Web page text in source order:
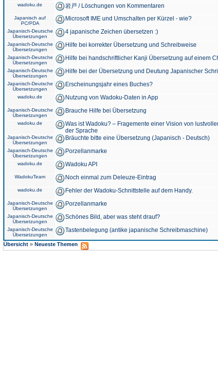
wadoku.de 岩戸 / Löschungen von Kommentaren
Japanisch auf
PC/PDA
Microsoft IME und Umschalten per Kürzel - wie?
Japanisch-Deutsche
Übersetzungen
4 japanische Zeichen übersetzen :)
Japanisch-Deutsche
Übersetzungen
Hilfe bei korrekter Übersetzung und Schreibweise
Japanisch-Deutsche
Übersetzungen
Hilfe bei handschriftlicher Kanji Übersetzung auf einem
Japanisch-Deutsche
Übersetzungen
Hilfe bei der Übersetzung und Deutung Japanischer
Japanisch-Deutsche
Übersetzungen
Erscheinungsjahr eines Buches?
wadoku.de Nutzung von Wadoku-Daten in App
Japanisch-Deutsche
Übersetzungen
Brauche Hilfe bei Übersetzung
wadoku.de
Was ist Wadoku? – Fragemente einer Vision von
der Sprache
Japanisch-Deutsche
Übersetzungen
Bräuchte bitte eine Übersetzung (Japanisch - Deutsch)
Japanisch-Deutsche
Übersetzungen
Porzellanmarke
wadoku.de Wadoku API
WadokuTeam Noch einmal zum Deleuze-Eintrag
wadoku.de Fehler der Wadoku-Schnittstelle auf dem Handy.
Japanisch-Deutsche
Übersetzungen
Porzellanmarke
Japanisch-Deutsche
Übersetzungen
Schönes Bild, aber was steht drauf?
Japanisch-Deutsche
Übersetzungen
Tastenbelegung (antike japanische Schreibmaschine)
Übersicht » Neueste Themen